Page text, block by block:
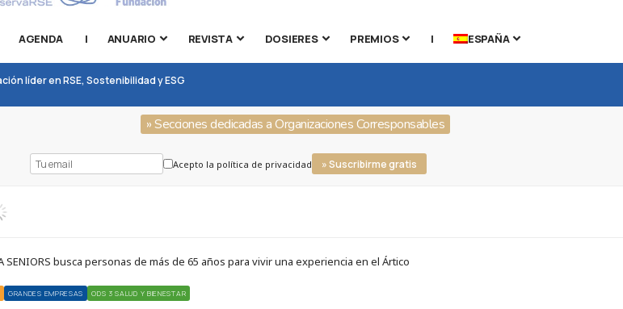
AGENDA | ANUARIO REVISTA DOSIERES PREMIOS | ESPAÑA
líder en RSE, Sostenibilidad y ESG
» Secciones dedicadas a Organizaciones Corresponsables
Acepto la política de privacidad » Suscribirme gratis
SENIORS busca personas de más de 65 años para vivir una experiencia en el Ártico
GRANDES EMPRESAS ODS 3 SALUD Y BIENESTAR